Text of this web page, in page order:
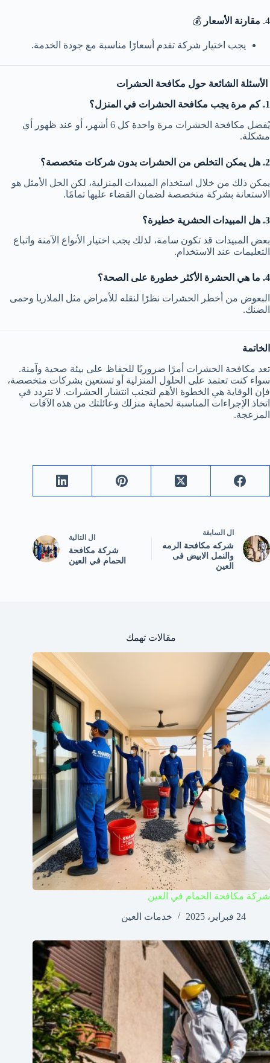
4. مقارنة الأسعار 💰
يجب اختيار شركة تقدم أسعارًا مناسبة مع جودة الخدمة.
الأسئلة الشائعة حول مكافحة الحشرات
1. كم مرة يجب مكافحة الحشرات في المنزل؟
يُفضل مكافحة الحشرات مرة واحدة كل 6 أشهر، أو عند ظهور أي
مشكلة.
2. هل يمكن التخلص من الحشرات بدون شركات متخصصة؟
يمكن ذلك من خلال استخدام المبيدات المنزلية، لكن الحل الأمثل هو
الاستعانة بشركة متخصصة لضمان القضاء عليها تمامًا.
3. هل المبيدات الحشرية خطيرة؟
بعض المبيدات قد تكون سامة، لذلك يجب اختيار الأنواع الآمنة واتباع
التعليمات عند الاستخدام.
4. ما هي الحشرة الأكثر خطورة على الصحة؟
البعوض من أخطر الحشرات نظرًا لنقله للأمراض مثل الملاريا وحمى
الضنك.
الخاتمة
تعد مكافحة الحشرات أمرًا ضروريًا للحفاظ على بيئة صحية وآمنة.
سواء كنت تعتمد على الحلول المنزلية أو تستعين بشركات متخصصة،
فإن الوقاية هي الخطوة الأهم لتجنب انتشار الحشرات. لا تتردد في
اتخاذ الإجراءات المناسبة لحماية منزلك وعائلتك من هذه الآفات
المزعجة.
ال السابقة
شركه مكافحة الرمه
والنمل الابيض فى
العين
ال التالية
شركة مكافحة
الحمام في العين
مقالات تهمك
شركة مكافحة الحمام في العين
24 فبراير، 2025
خدمات العين